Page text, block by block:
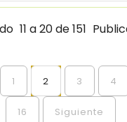
11 a 20 de 151
1 2 3 4
16 Siguiente